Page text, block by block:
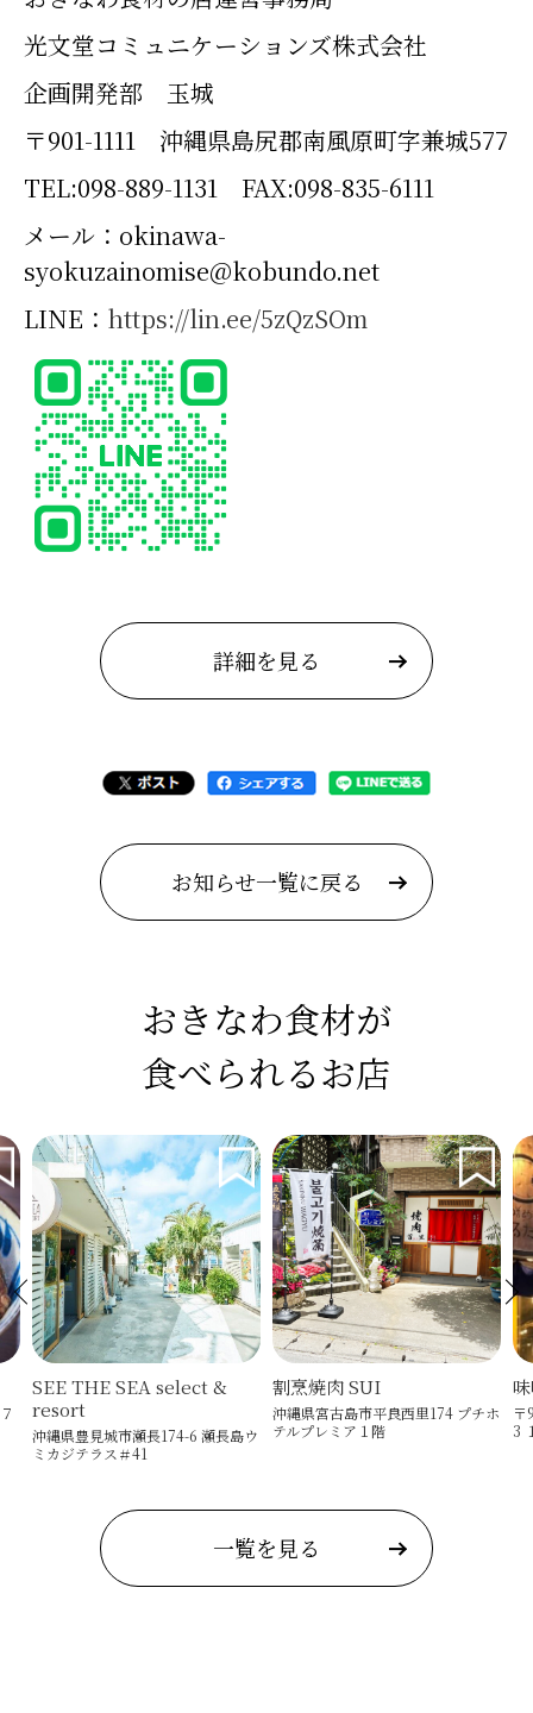
光文堂コミュニケーションズ株式会社
企画開発部 玉城
〒901-1111 沖縄県島尻郡南風原町字兼城577
TEL:098-889-1131 FAX:098-835-6111
メール：okinawa-
syokuzainomise@kobundo.net
LINE： https://lin.ee/5zQzSOm
詳細を見る
お知らせ一覧に戻る
おきなわ食材が
食べられるお店
select &
瀬長174-6 瀬長島ウ
割烹焼肉 SUI
沖縄県宮古島市平良西里174 プチホ
テルプレミア１階
味噌めしや まる
〒900-0021 沖縄県
一覧を見る